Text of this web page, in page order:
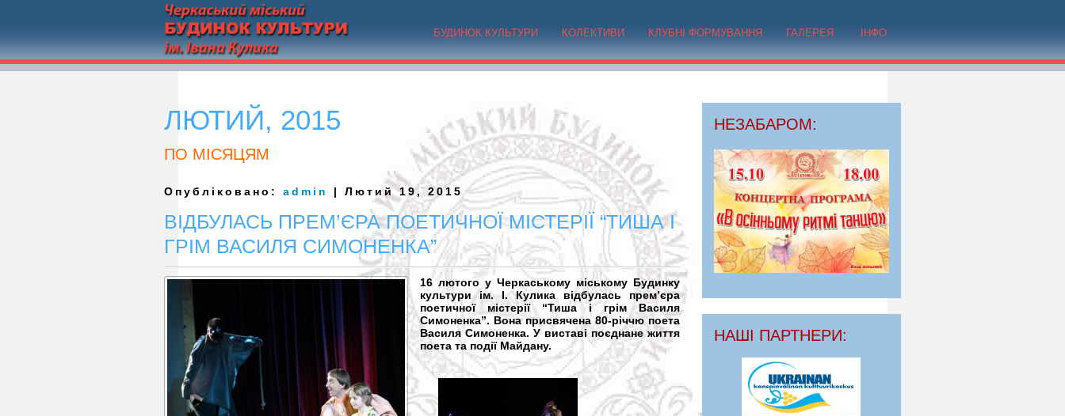
БУДИНОК КУЛЬТУРИ КОЛЕКТИВИ КЛУБНІ ФОРМУВАННЯ ГАЛЕРЕЯ ІНФО
ЛЮТИЙ, 2015
ПО МІСЯЦЯМ
Опубліковано: admin | Лютий 19, 2015
ВІДБУЛАСЬ ПРЕМ’ЄРА ПОЕТИЧНОЇ МІСТЕРІЇ “ТИША І
ГРІМ ВАСИЛЯ СИМОНЕНКА”
16 лютого у Черкаському міському Будинку
культури ім. І. Кулика відбулась прем’єра
поетичної містерії “Тиша і грім Василя
Симоненка”. Вона присвячена 80-річчю поета
Василя Симоненка. У виставі поєднане життя
поета та події Майдану.
НЕЗАБАРОМ:
НАШІ ПАРТНЕРИ: